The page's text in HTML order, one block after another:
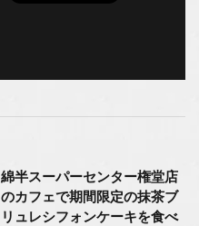
綿半スーパーセンター権堂店
のカフェで期間限定の抹茶ブ
リュレシフォンケーキを食べ